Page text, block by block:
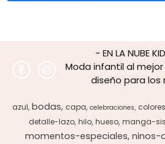
- EN LA NUBE
Moda infantil al
diseño para los
azul bodas capa celebraciones colores
detalle-lazo hilo hueso manga-
momentos-especiales ninos-